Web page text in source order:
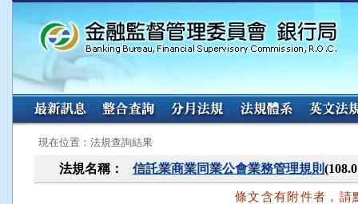
:::
現在位置：法規查詢結果
法規名稱： 信託業商業同業公會業務管理規則
條文含有附件者，請